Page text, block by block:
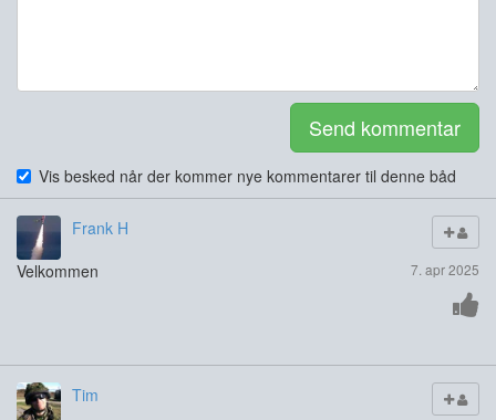
Send kommentar
Vis besked når der kommer nye kommentarer til denne båd
Frank H
7. apr 2025
Velkommen
Tim